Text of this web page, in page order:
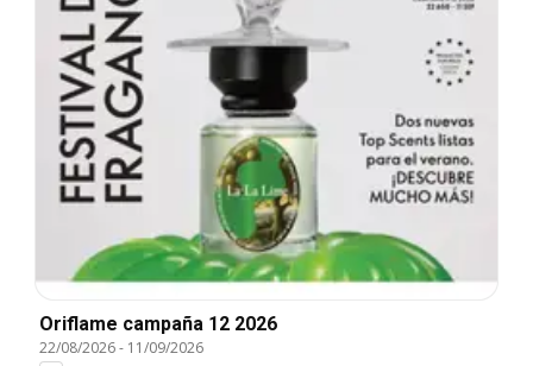
Oriflame campaña 12 2026
22/08/2026- 11/09/2026